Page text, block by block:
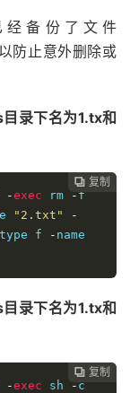
备份了文件
防止意外删除或
录下名为1.tx和
 复制
-exec rm -
"2.txt"
-
type f -
录下名为1.tx和
 复制
-exec sh -